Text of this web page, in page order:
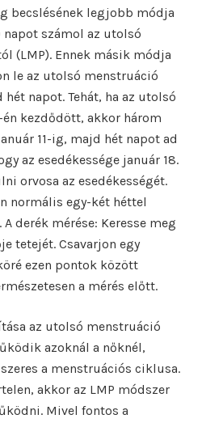
becslésének legjobb módja
napot számol az utolsó
(LMP). Ennek másik módja
le az utolsó menstruáció
napot. Tehát, ha az utolsó
kezdődött, akkor három
11-ig, majd hét napot ad
az esedékessége január 18.
orvosa az esedékességét.
normális egy-két héttel
derék mérése: Keresse meg
tetejét. Csavarjon egy
ezen pontok között
a mérés előtt.
az utolsó menstruáció
azoknál a nőknél,
a menstruációs ciklusa.
akkor az LMP módszer
Mivel fontos a